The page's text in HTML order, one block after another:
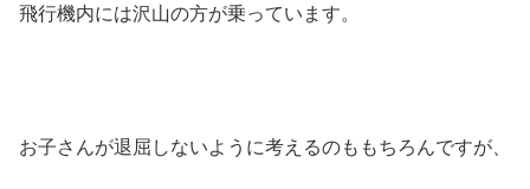
飛行機内には沢山の方が乗っています。
お子さんが退屈しないように考えるのももちろんですが、